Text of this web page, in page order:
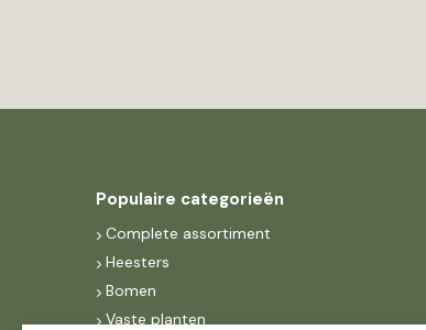
Populaire categorieën
Complete assortiment
Heesters
Bomen
Vaste planten